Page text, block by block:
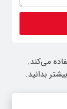
می‌کند.
بدانید.